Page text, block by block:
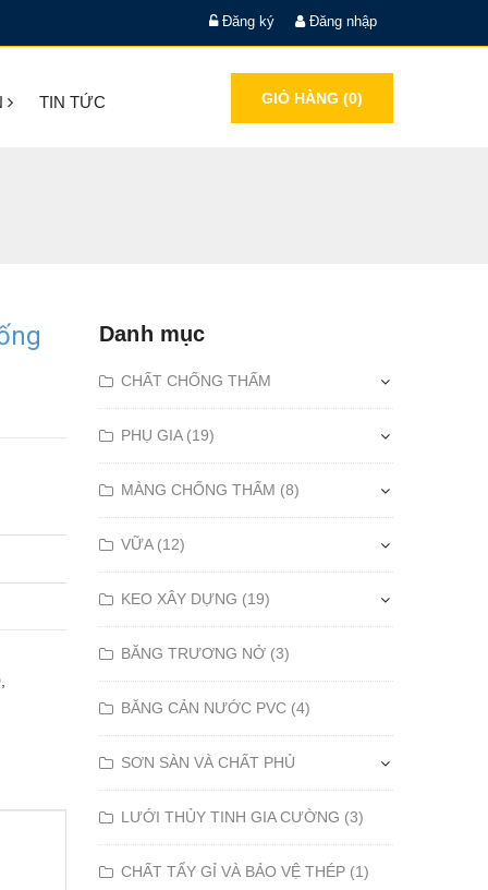
Đăng ký Đăng nhập
TIN TỨC GIỎ HÀNG (0)
Danh mục
CHẤT CHỐNG THẤM
PHỤ GIA (19)
MÀNG CHỐNG THẤM (8)
VỮA (12)
KEO XÂY DỰNG (19)
BĂNG TRƯƠNG NỞ (3)
BĂNG CẢN NƯỚC PVC (4)
SƠN SÀN VÀ CHẤT PHỦ
LƯỚI THỦY TINH GIA CƯỜNG (3)
CHẤT TẨY GỈ VÀ BẢO VỆ THÉP (1)